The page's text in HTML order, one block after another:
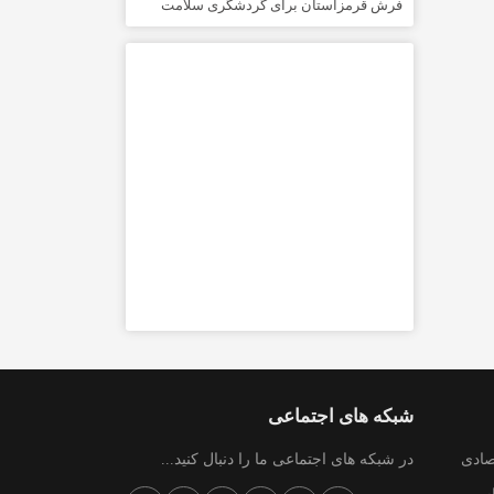
فرش قرمزاستان برای گردشگری سلامت
شبکه های اجتماعی
در شبکه های اجتماعی ما را دنبال کنید...